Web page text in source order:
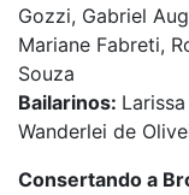
Gozzi, Gabriel
Mariane Fabreti,
Souza
Bailarinos:
Wanderlei de
Consertando a